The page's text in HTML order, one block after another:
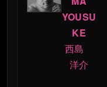
YOUSU
KE
西島
洋介